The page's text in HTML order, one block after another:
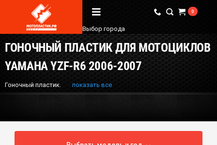
Вопрос / Ответ
Бренды
О Магазине
Мы в соцсетях
Выбор города
0
ГОНОЧНЫЙ ПЛАСТИК ДЛЯ МОТОЦИКЛОВ
YAMAHA YZF-R6 2006-2007
Гоночный пластик. показать все